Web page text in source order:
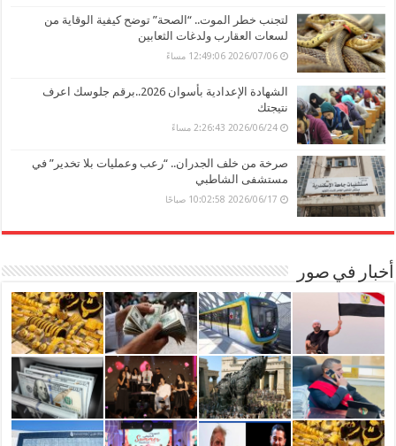
لتجنب خطر الموت.. “الصحة” توضح كيفية الوقاية من
لسعات العقارب ولدغات الثعابين
2026/07/06 12:49:06 مساءً
الشهادة الإعدادية بأسوان 2026..برقم جلوسك اعرف
نتيجتك
2026/06/24 2:26:43 مساءً
صرخة من خلف الجدران.. “رعب وعمليات بلا تخدير” في
مستشفى الشاطبي
2026/06/17 10:02:58 صباحًا
أخبار في صور